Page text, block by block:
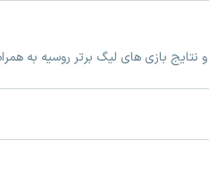
بازی های لیگ برتر روسیه به